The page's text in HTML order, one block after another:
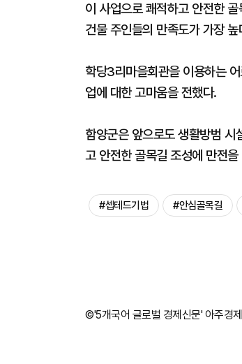
이 사업으로 쾌적하고 안전한
건물 주인들의 만족도가 가장 높
학당3리마을회관을 이용하는
업에 대한 고마움을 전했다.
함양군은 앞으로도 생활방범 시
고 안전한 골목길 조성에 만전
#셉테드기법 #안심골목길
©'5개국어 글로벌 경제신문' 아주경